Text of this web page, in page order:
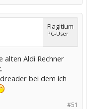
Flagitium
PC-User
alten Aldi Rechner
bei dem ich
#51